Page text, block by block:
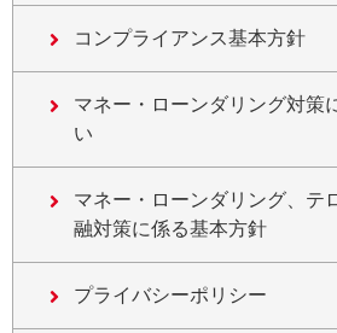
コンプライアンス基本方針
マネー・ローンダリング対策
い
マネー・ローンダリング、テ
融対策に係る基本方針
プライバシーポリシー